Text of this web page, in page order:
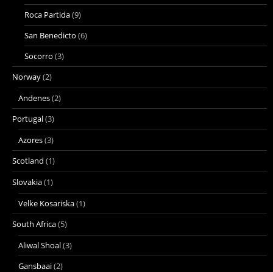
Roca Partida(9)
San Benedicto (6)
Socorro (3)
Norway(2)
Andenes(2)
Portugal(3)
Azores(3)
Scotland (1)
Slovakia(1)
Velke Kosariska(1)
South Africa(5)
Aliwal Shoal(3)
Gansbaai(2)